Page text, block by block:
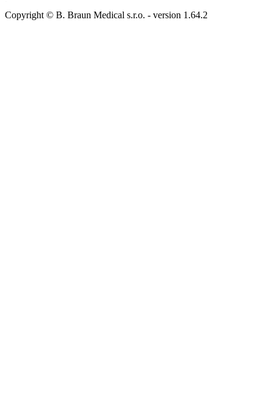
Copyright © B. Braun Medical s.r.o. - version 1.64.2